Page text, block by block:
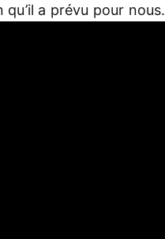
a prévu pour nous.